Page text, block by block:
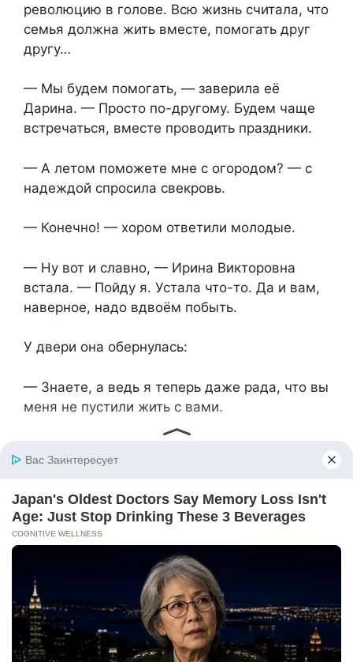
революцию в голове. Всю жизнь считала, что
семья должна жить вместе, помогать друг
другу…
— Мы будем помогать, — заверила её
Дарина. — Просто по-другому. Будем чаще
встречаться, вместе проводить праздники.
— А летом поможете мне с огородом? — с
надеждой спросила свекровь.
— Конечно! — хором ответили молодые.
— Ну вот и славно, — Ирина Викторовна
встала. — Пойду я. Устала что-то. Да и вам,
наверное, надо вдвоём побыть.
У двери она обернулась:
— Знаете, а ведь я теперь даже рада, что вы
меня не пустили жить с вами.
что мой сын вырос. Всё пыталась бы его
контролировать, учить жизни… А так — пусть
живёт своим умом.
Она обняла невестку:
— Береги его. Он у меня хороший.